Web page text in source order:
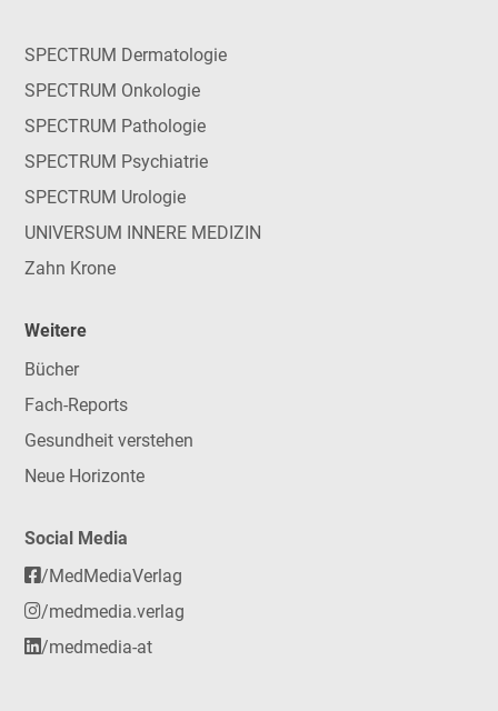
SPECTRUM Dermatologie
SPECTRUM Onkologie
SPECTRUM Pathologie
SPECTRUM Psychiatrie
SPECTRUM Urologie
UNIVERSUM INNERE MEDIZIN
Zahn Krone
Weitere
Bücher
Fach-Reports
Gesundheit verstehen
Neue Horizonte
Social Media
/MedMediaVerlag
/medmedia.verlag
/medmedia-at